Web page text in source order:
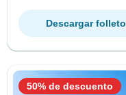
Descargar folleto
50% de descuento